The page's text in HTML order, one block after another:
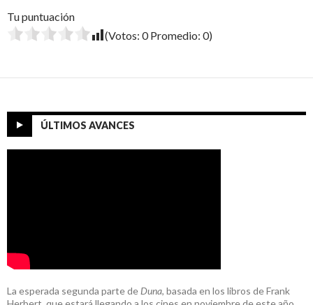
Tu puntuación
(Votos: 0Promedio: 0)
ÚLTIMOS AVANCES
La esperada segunda parte de Duna, basada en los libros de Frank